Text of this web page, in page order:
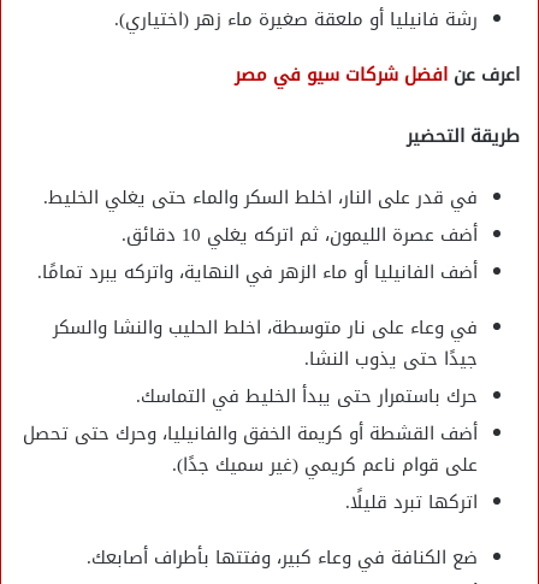
رشة فانيليا أو ملعقة صغيرة ماء زهر (اختياري).
اعرف عن افضل شركات سيو في مصر
طريقة التحضير
في قدر على النار، اخلط السكر والماء حتى يغلي الخليط.
أضف عصرة الليمون، ثم اتركه يغلي 10 دقائق.
أضف الفانيليا أو ماء الزهر في النهاية، واتركه يبرد تمامًا.
في وعاء على نار متوسطة، اخلط الحليب والنشا والسكر
جيدًا حتى يذوب النشا.
حرك باستمرار حتى يبدأ الخليط في التماسك.
أضف القشطة أو كريمة الخفق والفانيليا، وحرك حتى تحصل
على قوام ناعم كريمي (غير سميك جدًا).
اتركها تبرد قليلًا.
ضع الكنافة في وعاء كبير، وفتتها بأطراف أصابعك.